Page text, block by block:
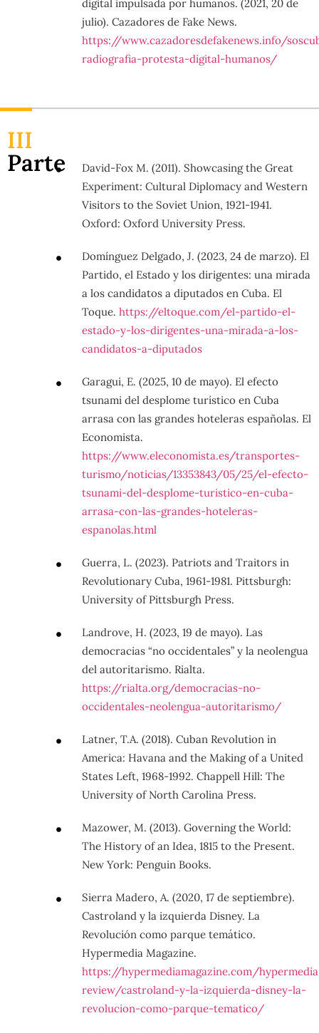
digital impulsada por humanos. (2021, 20 de
julio). Cazadores de Fake News.
https://www.cazadoresdefakenews.info/
radiografia-protesta-digital-humanos/
III
Parte
David-Fox M. (2011). Showcasing the Great
Experiment: Cultural Diplomacy and Western
Visitors to the Soviet Union, 1921-1941.
Oxford: Oxford University Press.
Domínguez Delgado, J. (2023, 24 de marzo). El
Partido, el Estado y los dirigentes: una mirada
a los candidatos a diputados en Cuba. El
Toque. https://eltoque.com/el-partido-el-
estado-y-los-dirigentes-una-mirada-a-los-
candidatos-a-diputados
Garagui, E. (2025, 10 de mayo). El efecto
tsunami del desplome turístico en Cuba
arrasa con las grandes hoteleras españolas. El
Economista.
https://www.eleconomista.es/transportes-
turismo/noticias/13353843/05/25/el-efecto-
tsunami-del-desplome-turistico-en-cuba-
arrasa-con-las-grandes-hoteleras-
espanolas.html
Guerra, L. (2023). Patriots and Traitors in
Revolutionary Cuba, 1961-1981. Pittsburgh:
University of Pittsburgh Press.
Landrove, H. (2023, 19 de mayo). Las
democracias “no occidentales” y la neolengua
del autoritarismo. Rialta.
https://rialta.org/democracias-no-
occidentales-neolengua-autoritarismo/
Latner, T.A. (2018). Cuban Revolution in
America: Havana and the Making of a United
States Left, 1968-1992. Chappell Hill: The
University of North Carolina Press.
Mazower, M. (2013). Governing the World:
The History of an Idea, 1815 to the Present.
New York: Penguin Books.
Sierra Madero, A. (2020, 17 de septiembre).
Castroland y la izquierda Disney. La
Revolución como parque temático.
Hypermedia Magazine.
https://hypermediamagazine.com/
review/castroland-y-la-izquierda-disney-la-
revolucion-como-parque-tematico/